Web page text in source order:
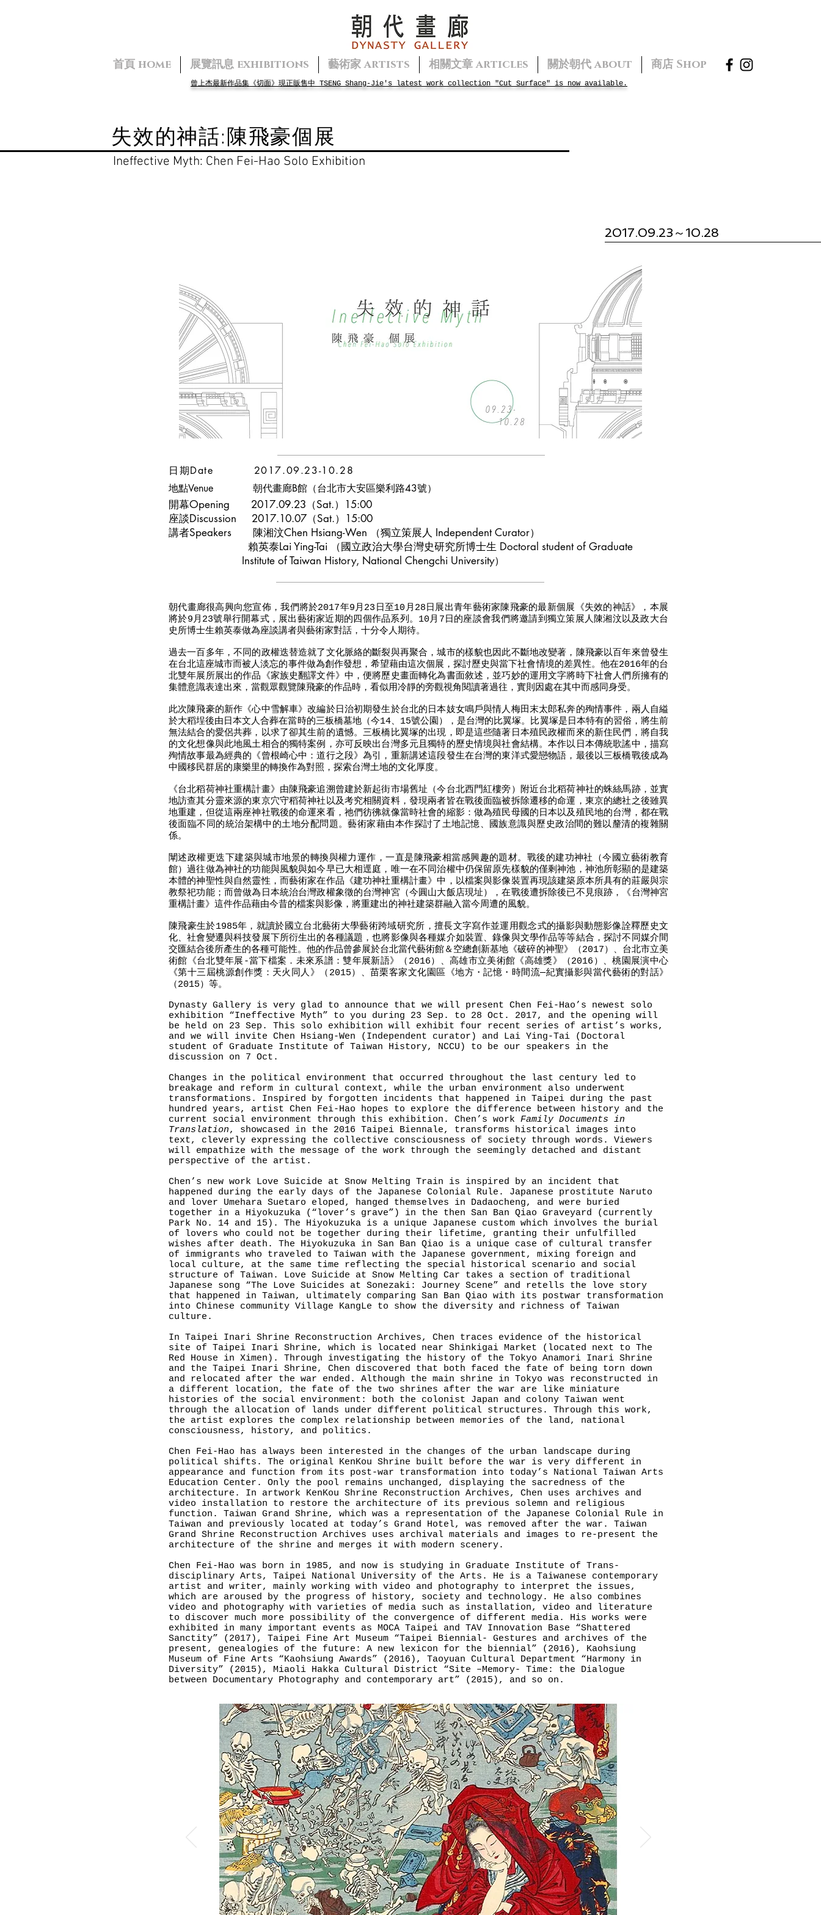
首頁 home 展覽訊息 exhibitions 藝術家 artists 相關文章 articles 關於朝代 about 商店 Shop
曾上杰最新作品集《切面》現正販售中 TSENG Shang-Jie's latest work collection "Cut Surface" is now available.
失效的神話:陳飛豪個展
Ineffective Myth: Chen Fei-Hao Solo Exhibition
2017.09.23～10.28
日期Date 2017.09.23-10.28
地點Venue 朝代畫廊B館（台北市大安區樂利路43號）
開幕Opening 2017.09.23（Sat.）15:00
座談Discussion 2017.10.07（Sat.）15:00
講者Speakers 陳湘汶Chen Hsiang-Wen （獨立策展人 Independent Curator）
賴英泰Lai Ying-Tai （國立政治大學台灣史研究所博士生 Doctoral student of Graduate
Institute of Taiwan History, National Chengchi University）
朝代畫廊很高興向您宣佈，我們將於2017年9月23日至10月28日展出青年藝術家陳飛豪的最新個展《失效的神話》，本展
將於9月23號舉行開幕式，展出藝術家近期的四個作品系列。10月7日的座談會我們將邀請到獨立策展人陳湘汶以及政大台
史所博士生賴英泰做為座談講者與藝術家對話，十分令人期待。
過去一百多年，不同的政權迭替造就了文化脈絡的斷裂與再聚合，城市的樣貌也因此不斷地改變著，陳飛豪以百年來曾發生
在台北這座城市而被人淡忘的事件做為創作發想，希望藉由這次個展，探討歷史與當下社會情境的差異性。他在2016年的台
北雙年展所展出的作品《家族史翻譯文件》中，便將歷史畫面轉化為書面敘述，並巧妙的運用文字將時下社會人們所擁有的
集體意識表達出來，當觀眾觀覽陳飛豪的作品時，看似用冷靜的旁觀視角閱讀著過往，實則因處在其中而感同身受。
此次陳飛豪的新作《心中雪解車》改編於日治初期發生於台北的日本妓女鳴戶與情人梅田末太郎私奔的殉情事件，兩人自縊
於大稻埕後由日本文人合葬在當時的三板橋墓地（今14、15號公園），是台灣的比翼塚。比翼塚是日本特有的習俗，將生前
無法結合的愛侶共葬，以求了卻其生前的遺憾。三板橋比翼塚的出現，即是這些隨著日本殖民政權而來的新住民們，將自我
的文化想像與此地風土相合的獨特案例，亦可反映出台灣多元且獨特的歷史情境與社會結構。本作以日本傳統歌謠中，描寫
殉情故事最為經典的《曾根崎心中：道行之段》為引，重新講述這段發生在台灣的東洋式愛戀物語，最後以三板橋戰後成為
中國移民群居的康樂里的轉換作為對照，探索台灣土地的文化厚度。
《台北稻荷神社重構計畫》由陳飛豪追溯曾建於新起街市場舊址（今台北西門紅樓旁）附近台北稻荷神社的蛛絲馬跡，並實
地訪查其分靈來源的東京穴守稻荷神社以及考究相關資料，發現兩者皆在戰後面臨被拆除遷移的命運，東京的總社之後雖異
地重建，但從這兩座神社戰後的命運來看，祂們彷彿就像當時社會的縮影：做為殖民母國的日本以及殖民地的台灣，都在戰
後面臨不同的統治架構中的土地分配問題。藝術家藉由本作探討了土地記憶、國族意識與歷史政治間的難以釐清的複雜關
係。
闡述政權更迭下建築與城市地景的轉換與權力運作，一直是陳飛豪相當感興趣的題材。戰後的建功神社（今國立藝術教育
館）過往做為神社的功能與風貌與如今早已大相逕庭，唯一在不同治權中仍保留原先樣貌的僅剩神池，神池所彰顯的是建築
本體的神聖性與自然靈性，而藝術家在作品《建功神社重構計畫》中，以檔案與影像裝置再現該建築原本所具有的莊嚴與宗
教祭祀功能；而曾做為日本統治台灣政權象徵的台灣神宮（今圓山大飯店現址），在戰後遭拆除後已不見痕跡，《台灣神宮
重構計畫》這件作品藉由今昔的檔案與影像，將重建出的神社建築群融入當今周遭的風貌。
陳飛豪生於1985年，就讀於國立台北藝術大學藝術跨域研究所，擅長文字寫作並運用觀念式的攝影與動態影像詮釋歷史文
化、社會變遷與科技發展下所衍生出的各種議題，也將影像與各種媒介如裝置、錄像與文學作品等等結合，探討不同媒介間
交匯結合後所產生的各種可能性。他的作品曾參展於台北當代藝術館＆空總創新基地《破碎的神聖》（2017）、台北市立美
術館《台北雙年展-當下檔案．未來系譜：雙年展新語》（2016）、高雄市立美術館《高雄獎》（2016）、桃園展演中心
《第十三屆桃源創作獎：天火同人》（2015）、苗栗客家文化園區《地方・記憶・時間流─紀實攝影與當代藝術的對話》
（2015）等。
Dynasty Gallery is very glad to announce that we will present Chen Fei-Hao’s newest solo
exhibition “Ineffective Myth” to you during 23 Sep. to 28 Oct. 2017, and the opening will
be held on 23 Sep. This solo exhibition will exhibit four recent series of artist’s works,
and we will invite Chen Hsiang-Wen (Independent curator) and Lai Ying-Tai (Doctoral
student of Graduate Institute of Taiwan History, NCCU) to be our speakers in the
discussion on 7 Oct.
Changes in the political environment that occurred throughout the last century led to
breakage and reform in cultural context, while the urban environment also underwent
transformations. Inspired by forgotten incidents that happened in Taipei during the past
hundred years, artist Chen Fei-Hao hopes to explore the difference between history and the
current social environment through this exhibition. Chen’s work Family Documents in
Translation, showcased in the 2016 Taipei Biennale, transforms historical images into
text, cleverly expressing the collective consciousness of society through words. Viewers
will empathize with the message of the work through the seemingly detached and distant
perspective of the artist.
Chen’s new work Love Suicide at Snow Melting Train is inspired by an incident that
happened during the early days of the Japanese Colonial Rule. Japanese prostitute Naruto
and lover Umehara Suetaro eloped, hanged themselves in Dadaocheng, and were buried
together in a Hiyokuzuka (“lover’s grave”) in the then San Ban Qiao Graveyard (currently
Park No. 14 and 15). The Hiyokuzuka is a unique Japanese custom which involves the burial
of lovers who could not be together during their lifetime, granting their unfulfilled
wishes after death. The Hiyokuzuka in San Ban Qiao is a unique case of cultural transfer
of immigrants who traveled to Taiwan with the Japanese government, mixing foreign and
local culture, at the same time reflecting the special historical scenario and social
structure of Taiwan. Love Suicide at Snow Melting Car takes a section of traditional
Japanese song “The Love Suicides at Sonezaki: Journey Scene” and retells the love story
that happened in Taiwan, ultimately comparing San Ban Qiao with its postwar transformation
into Chinese community Village KangLe to show the diversity and richness of Taiwan
culture.
In Taipei Inari Shrine Reconstruction Archives, Chen traces evidence of the historical
site of Taipei Inari Shrine, which is located near Shinkigai Market (located next to The
Red House in Ximen). Through investigating the history of the Tokyo Anamori Inari Shrine
and the Taipei Inari Shrine, Chen discovered that both faced the fate of being torn down
and relocated after the war ended. Although the main shrine in Tokyo was reconstructed in
a different location, the fate of the two shrines after the war are like miniature
histories of the social environment: both the colonist Japan and colony Taiwan went
through the allocation of lands under different political structures. Through this work,
the artist explores the complex relationship between memories of the land, national
consciousness, history, and politics.
Chen Fei-Hao has always been interested in the changes of the urban landscape during
political shifts. The original KenKou Shrine built before the war is very different in
appearance and function from its post-war transformation into today’s National Taiwan Arts
Education Center. Only the pool remains unchanged, displaying the sacredness of the
architecture. In artwork KenKou Shrine Reconstruction Archives, Chen uses archives and
video installation to restore the architecture of its previous solemn and religious
function. Taiwan Grand Shrine, which was a representation of the Japanese Colonial Rule in
Taiwan and previously located at today’s Grand Hotel, was removed after the war. Taiwan
Grand Shrine Reconstruction Archives uses archival materials and images to re-present the
architecture of the shrine and merges it with modern scenery.
Chen Fei-Hao was born in 1985, and now is studying in Graduate Institute of Trans-
disciplinary Arts, Taipei National University of the Arts. He is a Taiwanese contemporary
artist and writer, mainly working with video and photography to interpret the issues,
which are aroused by the progress of history, society and technology. He also combines
video and photography with varieties of media such as installation, video and literature
to discover much more possibility of the convergence of different media. His works were
exhibited in many important events as MOCA Taipei and TAV Innovation Base “Shattered
Sanctity” (2017), Taipei Fine Art Museum “Taipei Biennial- Gestures and archives of the
present, genealogies of the future: A new lexicon for the biennial” (2016), Kaohsiung
Museum of Fine Arts “Kaohsiung Awards” (2016), Taoyuan Cultural Department “Harmony in
Diversity” (2015), Miaoli Hakka Cultural District “Site –Memory- Time: the Dialogue
between Documentary Photography and contemporary art” (2015), and so on.